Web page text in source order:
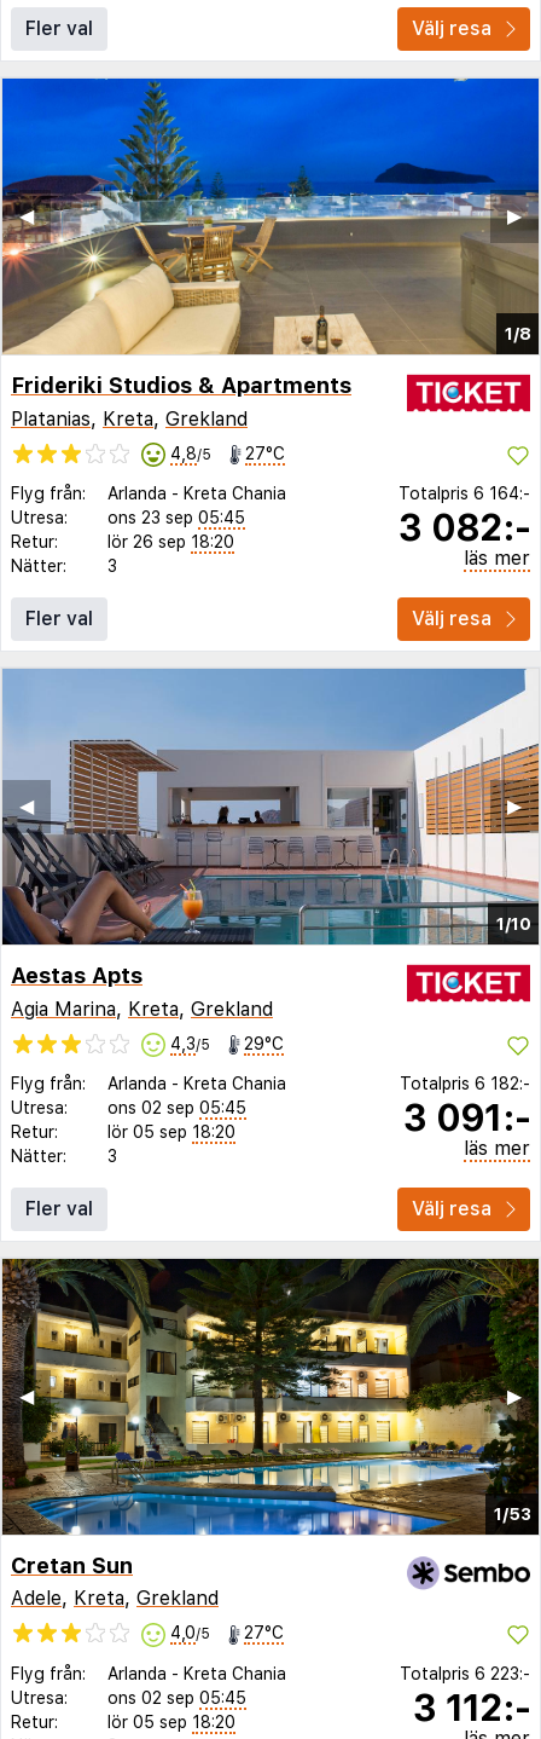
Fler val Välj resa
1/8
▶︎
◀︎
Frideriki Studios & Apartments
Platanias, Kreta, Grekland
4,8/5 27°C
Flyg från: Arlanda - Kreta Chania
Utresa:
ons 23 sep 05:45
Retur:
lör 26 sep 18:20
Nätter:
3
Totalpris 6 164:-
3 082:-
läs mer
Fler val Välj resa
1/10
▶︎
◀︎
Aestas Apts
Agia Marina, Kreta, Grekland
4,3/5 29°C
Flyg från: Arlanda - Kreta Chania
Utresa:
ons 02 sep 05:45
Retur:
lör 05 sep 18:20
Nätter:
3
Totalpris 6 182:-
3 091:-
läs mer
Fler val Välj resa
1/53
▶︎
◀︎
Cretan Sun
Adele, Kreta, Grekland
4,0/5 27°C
Flyg från: Arlanda - Kreta Chania
Utresa:
ons 02 sep 05:45
Retur:
lör 05 sep 18:20
Totalpris 6 223:-
3 112:-